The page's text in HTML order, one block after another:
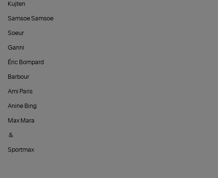
Kujten
Samsoe Samsoe
Soeur
Ganni
Éric Bompard
Barbour
Ami Paris
Anine Bing
Max Mara
&
Sportmax